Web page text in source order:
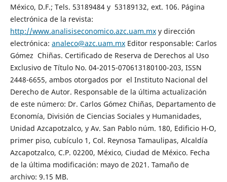
México, D.F.; Tels. 53189484 y 53189132, ext. 106. Página
electrónica de la revista:
http://www.analisiseconomico.azc.uam.mxy dirección
electrónica: analeco@azc.uam.mxEditor responsable: Carlos
Gómez Chiñas. Certificado de Reserva de Derechos al Uso
Exclusivo de Título No. 04-2015-070613180100-203, ISSN
2448-6655, ambos otorgados por el Instituto Nacional del
Derecho de Autor. Responsable de la última actualización
de este número: Dr. Carlos Gómez Chiñas, Departamento de
Economía, División de Ciencias Sociales y Humanidades,
Unidad Azcapotzalco, y Av. San Pablo núm. 180, Edificio H-O,
primer piso, cubículo 1, Col. Reynosa Tamaulipas, Alcaldía
Azcapotzalco, C.P. 02200, México, Ciudad de México. Fecha
de la última modificación: mayo de 2021. Tamaño de
archivo: 9.15 MB.